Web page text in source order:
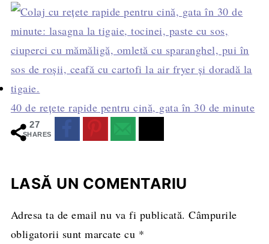
40 de rețete rapide pentru cină, gata în 30 de minute
27
SHARES
LASĂ UN COMENTARIU
Adresa ta de email nu va fi publicată. Câmpurile
obligatorii sunt marcate cu *